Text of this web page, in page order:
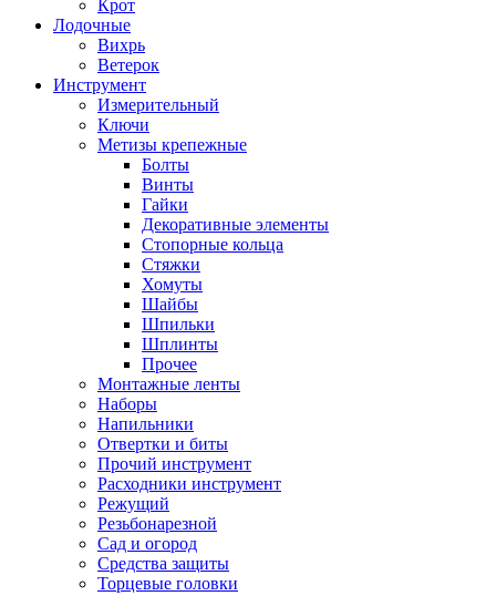
Крот
Лодочные
Вихрь
Ветерок
Инструмент
Измерительный
Ключи
Метизы крепежные
Болты
Винты
Гайки
Декоративные элементы
Стопорные кольца
Стяжки
Хомуты
Шайбы
Шпильки
Шплинты
Прочее
Монтажные ленты
Наборы
Напильники
Отвертки и биты
Прочий инструмент
Расходники инструмент
Режущий
Резьбонарезной
Сад и огород
Средства защиты
Торцевые головки